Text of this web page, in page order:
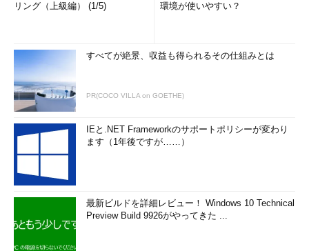
リング（上級編） (1/5)
環境が使いやすい？
すべてが絶景、収益も得られるその仕組みとは
PR(COCO VILLA on GOETHE)
IEと.NET Frameworkのサポートポリシーが変わり
ます（1年後ですが……）
最新ビルドを詳細レビュー！ Windows 10 Technical
Preview Build 9926がやってきた ...